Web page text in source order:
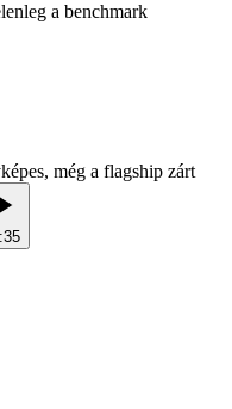
a benchmark
még a flagship zárt